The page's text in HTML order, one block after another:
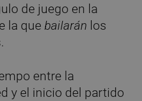
de juego en la
la quebailarán los
entre la
y el inicio del partido